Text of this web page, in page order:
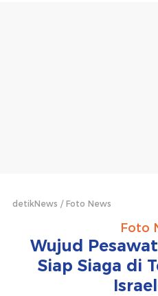
detikNews Foto News
Foto
Wujud
Siap Siaga di